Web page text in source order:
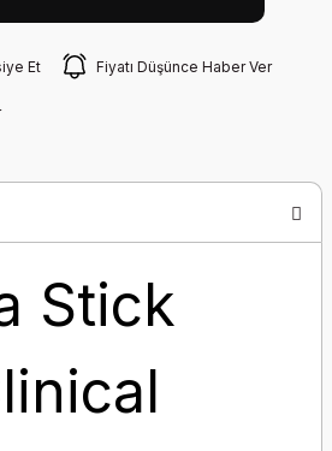
Et Fiyatı Düşünce Haber Ver
Stick